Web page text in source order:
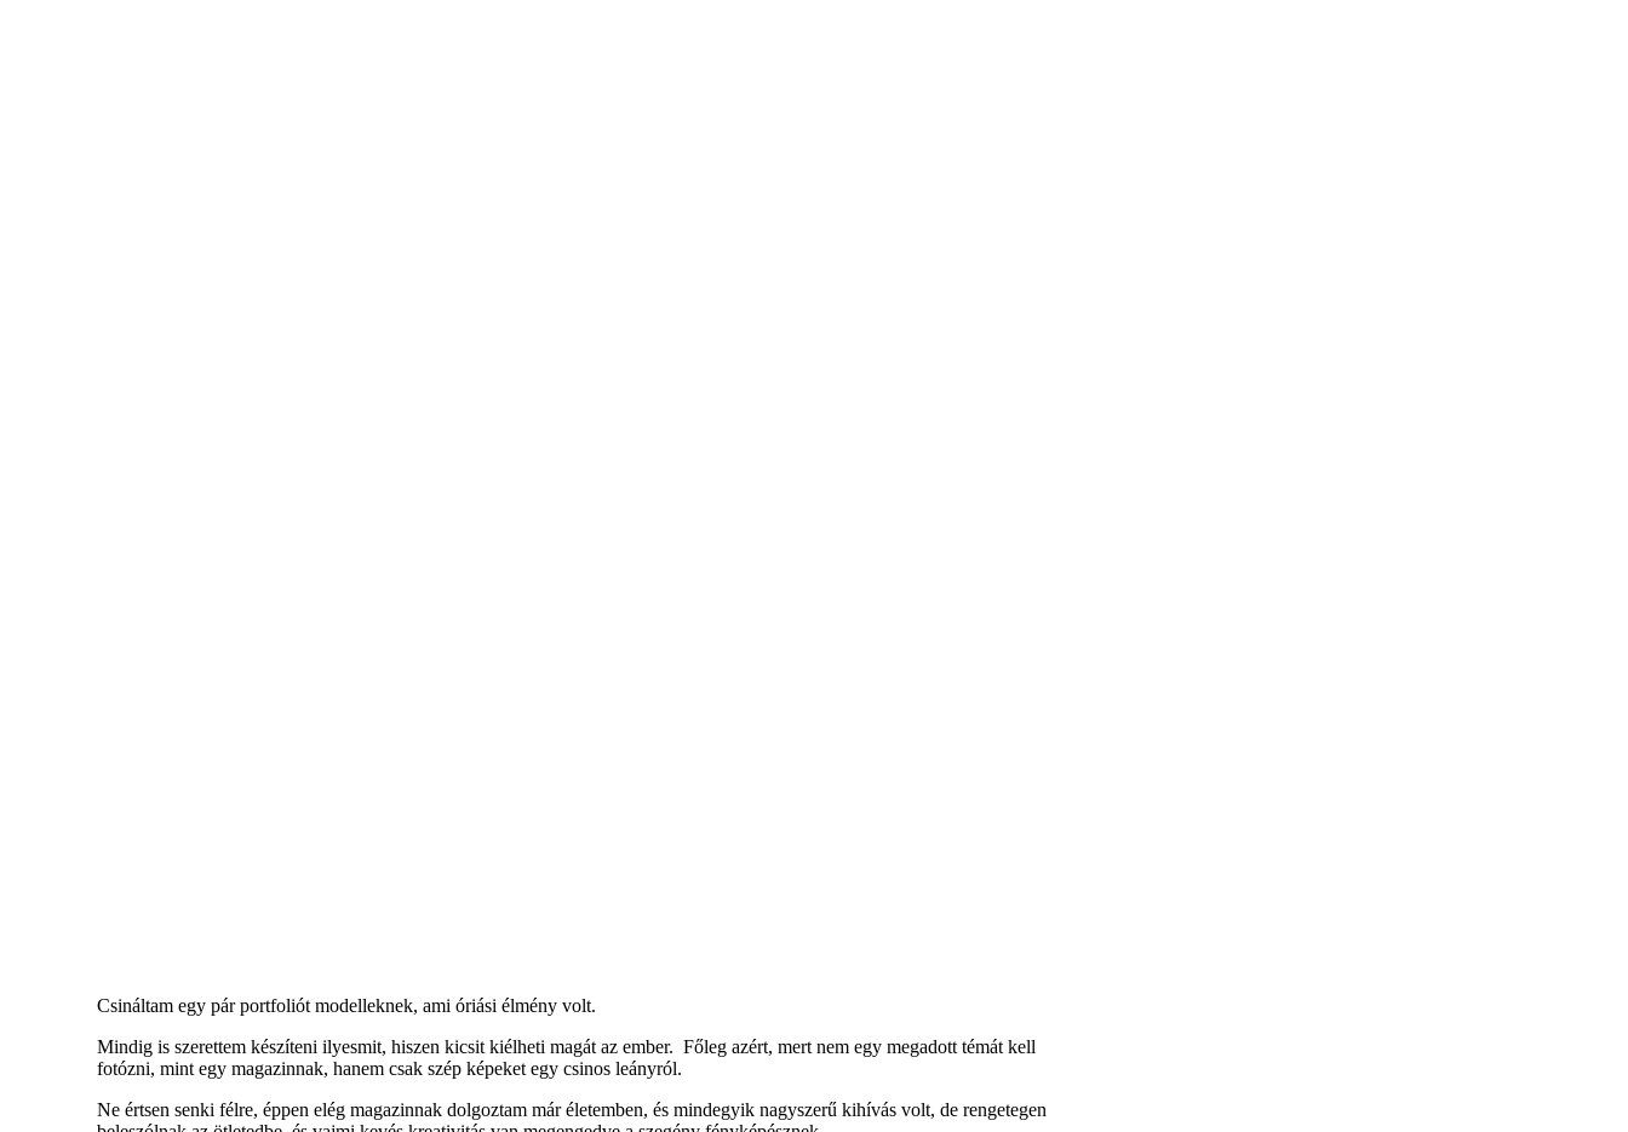
Csináltam egy pár portfoliót modelleknek, ami óriási élmény volt.
Mindig is szerettem készíteni ilyesmit, hiszen kicsit kiélheti magát az ember. Főleg azért, mert nem egy megadott témát kell
fotózni, mint egy magazinnak, hanem csak szép képeket egy csinos leányról.
Ne értsen senki félre, éppen elég magazinnak dolgoztam már életemben, és mindegyik nagyszerű kihívás volt, de rengetegen